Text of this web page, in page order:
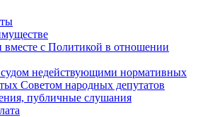
с Политикой в отношении
недействующими нормативных
Советом народных депутатов
публичные слушания